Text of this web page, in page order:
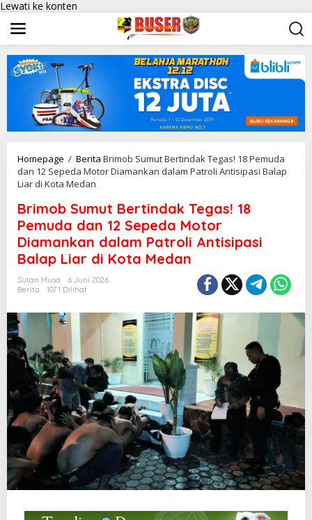
Lewati ke konten
Homepage / Berita Brimob Sumut Bertindak Tegas! 18 Pemuda
dan 12 Sepeda Motor Diamankan dalam Patroli Antisipasi Balap
Liar di Kota Medan
Brimob Sumut Bertindak Tegas! 18
Pemuda dan 12 Sepeda Motor
Diamankan dalam Patroli Antisipasi
Balap Liar di Kota Medan
Sutan Musa
6 Juni 2026
Berita
1071 Dilihat